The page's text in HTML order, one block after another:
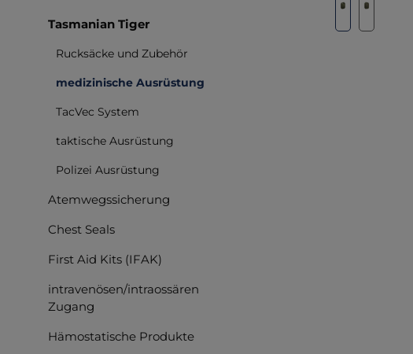
Tasmanian Tiger
Rucksäcke und Zubehör
medizinische Ausrüstung
TacVec System
taktische Ausrüstung
Polizei Ausrüstung
Atemwegssicherung
Chest Seals
First Aid Kits (IFAK)
intravenösen/intraossären
Zugang
Hämostatische Produkte